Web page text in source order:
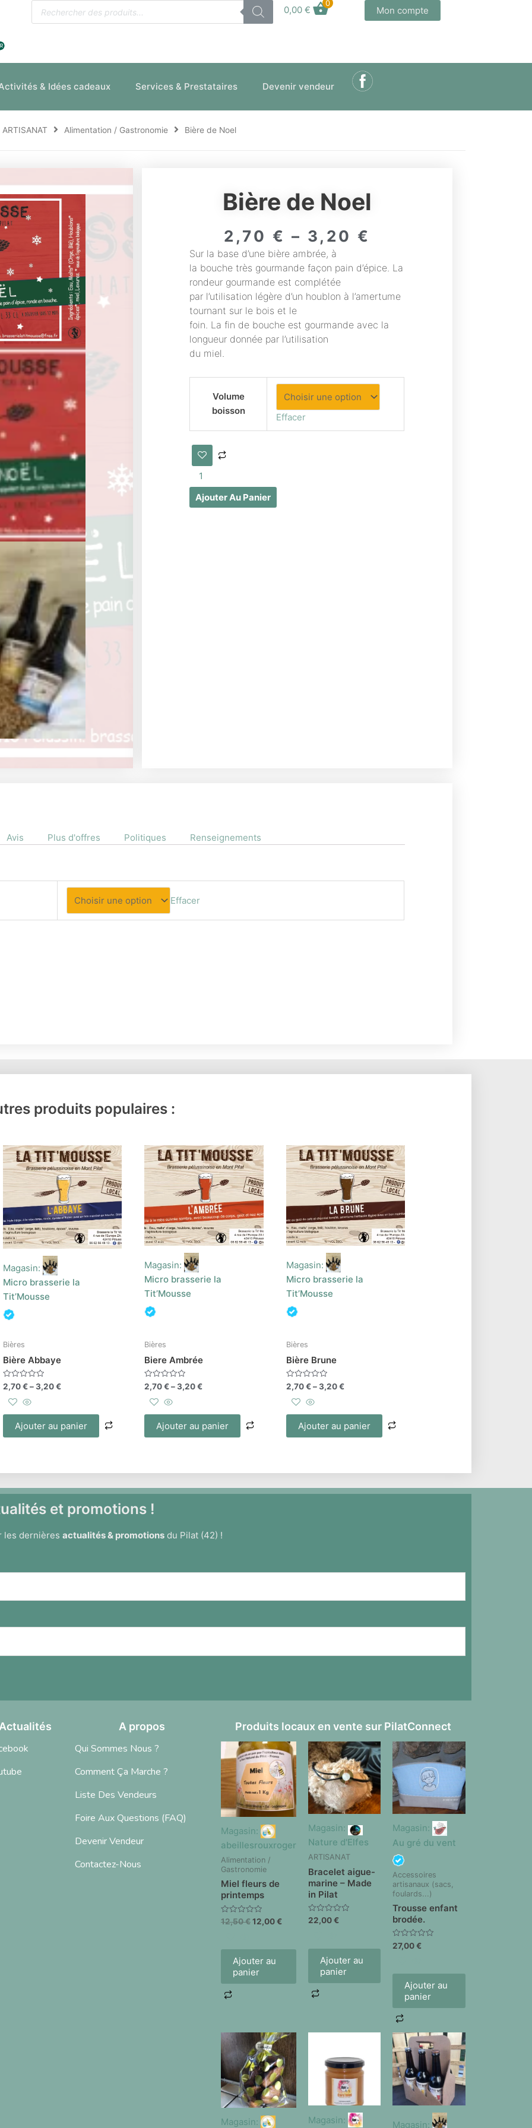
Recherche
produits
0,00 €
0
Mon compte
& Idées cadeaux Services & Prestataires Devenir vendeur
ARTISANAT Alimentation / Gastronomie Bière de Noel
Bière de Noel
2,70 € – 3,20 €
Sur la base d’une bière ambrée, à
la bouche très gourmande façon pain d’épice. La
rondeur gourmande est complétée
par l’utilisation légère d’un houblon à l’amertume
tournant sur le bois et le
foin. La fin de bouche est gourmande avec la
longueur donnée par l’utilisation
du miel.
Volume
boisson
Effacer
Ajouter Au Panier
Avis Plus d'offres Politiques Renseignements
Effacer
produits populaires :
Magasin:
Micro brasserie la
Tit’Mousse
Bières
Bière Abbaye
Note
0
sur
2,70€–3,20€
Ajouter au panier
Magasin:
Micro brasserie la
Tit’Mousse
Bières
Biere Ambrée
Note
0
sur
2,70€–3,20€
Ajouter au panier
Magasin:
Micro brasserie la
Tit’Mousse
Bières
Bière Brune
Note
0
sur
2,70€–3,20€
Ajouter au panier
et promotions !
les dernières actualités & promotions du Pilat (42) !
Actualités A propos
Qui Sommes Nous ?
Comment Ça Marche ?
Liste Des Vendeurs
Foire Aux Questions (FAQ)
Devenir Vendeur
Contactez-Nous
Produits locaux en vente sur PilatConnect
Magasin:
abeillesrouxroger
Alimentation /
Gastronomie
Miel fleurs de
printemps
Note
0
12,50€12,00€
Ajouter au
panier
Magasin:
Nature d'Elfes
ARTISANAT
Bracelet aigue-
marine – Made
in Pilat
Note
22,00€
Ajouter au
panier
Magasin:
Au gré du vent
Accessoires
artisanaux (sacs,
foulards...)
Trousse enfant
brodée.
Note
0
27,00€
Ajouter au
panier
Magasin: Magasin: Magasin: